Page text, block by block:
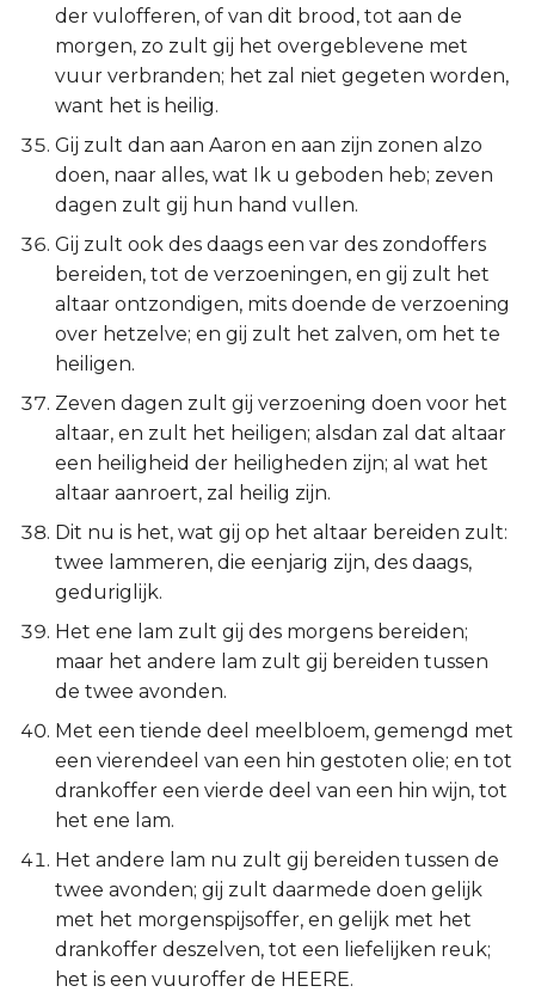
der vulofferen, of van dit brood, tot aan de
morgen, zo zult gij het overgeblevene met
vuur verbranden; het zal niet gegeten worden,
want het is heilig.
Gij zult dan aan Aaron en aan zijn zonen alzo
doen, naar alles, wat Ik u geboden heb; zeven
dagen zult gij hun hand vullen.
Gij zult ook des daags een var des zondoffers
bereiden, tot de verzoeningen, en gij zult het
altaar ontzondigen, mits doende de verzoening
over hetzelve; en gij zult het zalven, om het te
heiligen.
Zeven dagen zult gij verzoening doen voor het
altaar, en zult het heiligen; alsdan zal dat altaar
een heiligheid der heiligheden zijn; al wat het
altaar aanroert, zal heilig zijn.
Dit nu is het, wat gij op het altaar bereiden zult:
twee lammeren, die eenjarig zijn, des daags,
geduriglijk.
Het ene lam zult gij des morgens bereiden;
maar het andere lam zult gij bereiden tussen
de twee avonden.
Met een tiende deel meelbloem, gemengd met
een vierendeel van een hin gestoten olie; en tot
drankoffer een vierde deel van een hin wijn, tot
het ene lam.
Het andere lam nu zult gij bereiden tussen de
twee avonden; gij zult daarmede doen gelijk
met het morgenspijsoffer, en gelijk met het
drankoffer deszelven, tot een liefelijken reuk;
het is een vuuroffer de HEERE.